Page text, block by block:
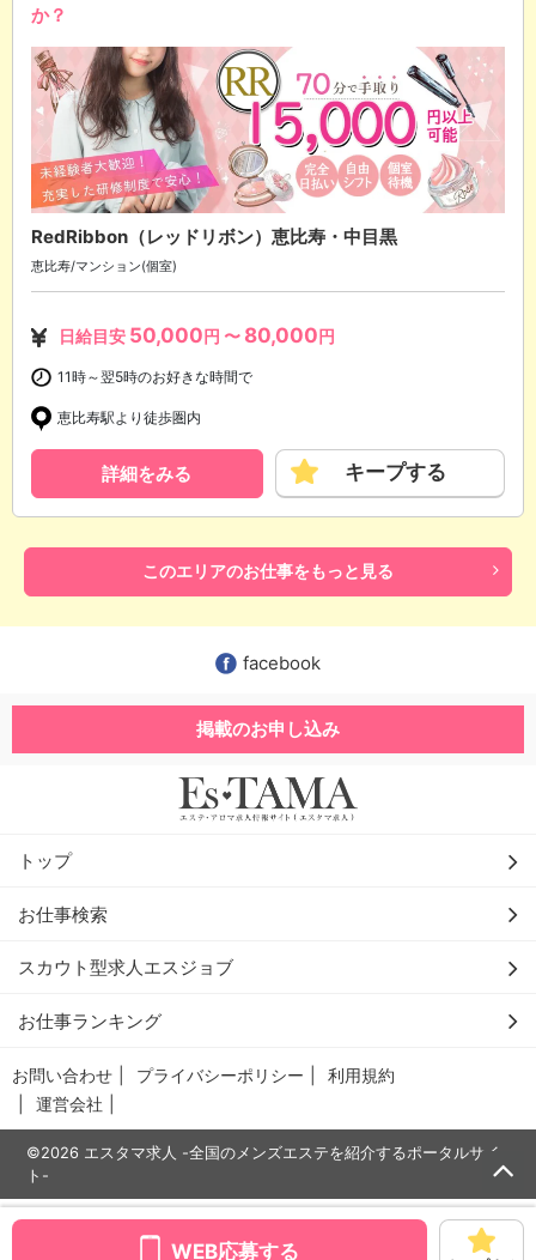
か？
RedRibbon（レッドリボン）恵比寿・中目黒
恵比寿/マンション(個室)
日給目安 50,000円 〜 80,000円
11時～翌5時のお好きな時間で
恵比寿駅より徒歩圏内
詳細をみる キープする
このエリアのお仕事をもっと見る
WEB応募する
facebook
掲載のお申し込み
トップ
お仕事検索
スカウト型求人エスジョブ
お仕事ランキング
お問い合わせ プライバシーポリシー
利用規約
運営会社
©2026 エスタマ求人 -全国のメンズエステを紹介するポータルサイ
ト-